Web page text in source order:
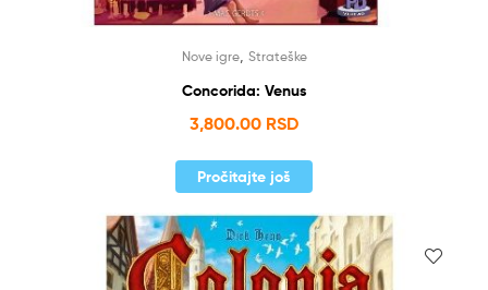
Nove igre, Strateške
Concorida: Venus
3,800.00 RSD
Pročitajte još